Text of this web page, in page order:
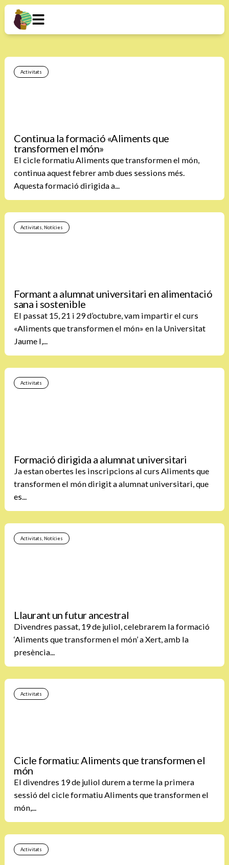
Activitats
Continua la formació «Aliments que
transformen el món»
El cicle formatiu Aliments que transformen el món,
continua aquest febrer amb dues sessions més.
Aquesta formació dirigida a...
Activitats Notícies
Formant a alumnat universitari en alimentació
sana i sostenible
El passat 15, 21 i 29 d’octubre, vam impartir el curs
«Aliments que transformen el món» en la Universitat
Jaume I,...
Activitats
Formació dirigida a alumnat universitari
Ja estan obertes les inscripcions al curs Aliments que
transformen el món dirigit a alumnat universitari, que
es...
Activitats Notícies
Llaurant un futur ancestral
Divendres passat, 19 de juliol, celebrarem la formació
‘Aliments que transformen el món’ a Xert, amb la
presència...
Activitats
Cicle formatiu: Aliments que transformen el
món
El divendres 19 de juliol durem a terme la primera
sessió del cicle formatiu Aliments que transformen el
món,...
Activitats